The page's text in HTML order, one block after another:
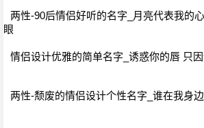
两性-90后情侣好听的名字_月亮代表我的
眼
情侣设计优雅的简单名字_诱惑你的唇 只
两性-颓废的情侣设计个性名字_谁在我身